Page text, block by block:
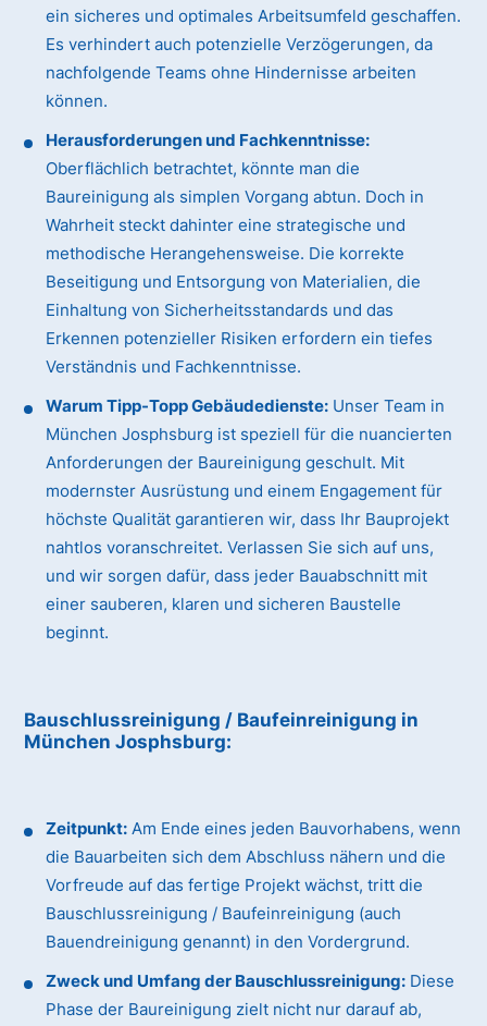
ein sicheres und optimales Arbeitsumfeld geschaffen.
Es verhindert auch potenzielle Verzögerungen, da
nachfolgende Teams ohne Hindernisse arbeiten
können.
Herausforderungen und Fachkenntnisse:
Oberflächlich betrachtet, könnte man die
Baureinigung als simplen Vorgang abtun. Doch in
Wahrheit steckt dahinter eine strategische und
methodische Herangehensweise. Die korrekte
Beseitigung und Entsorgung von Materialien, die
Einhaltung von Sicherheitsstandards und das
Erkennen potenzieller Risiken erfordern ein tiefes
Verständnis und Fachkenntnisse.
Warum Tipp-Topp Gebäudedienste: Unser Team in
München Josphsburg ist speziell für die nuancierten
Anforderungen der Baureinigung geschult. Mit
modernster Ausrüstung und einem Engagement für
höchste Qualität garantieren wir, dass Ihr Bauprojekt
nahtlos voranschreitet. Verlassen Sie sich auf uns,
und wir sorgen dafür, dass jeder Bauabschnitt mit
einer sauberen, klaren und sicheren Baustelle
beginnt.
Bauschlussreinigung / Baufeinreinigung in
München Josphsburg:
Zeitpunkt: Am Ende eines jeden Bauvorhabens, wenn
die Bauarbeiten sich dem Abschluss nähern und die
Vorfreude auf das fertige Projekt wächst, tritt die
Bauschlussreinigung / Baufeinreinigung (auch
Bauendreinigung genannt) in den Vordergrund.
Zweck und Umfang der Bauschlussreinigung: Diese
Phase der Baureinigung zielt nicht nur darauf ab,